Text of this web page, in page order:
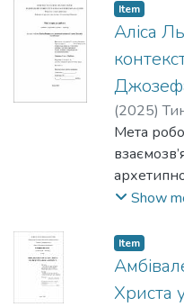
ст., а
естетику
увага
бідності
причини
минулого.
Item
Аліса
(2025)
Ростислав
Мета
дилогії
Show
Item
Христа